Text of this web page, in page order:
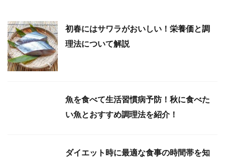
初春にはサワラがおいしい！栄養価と調
理法について解説
魚を食べて生活習慣病予防！秋に食べた
い魚とおすすめ調理法を紹介！
ダイエット時に最適な食事の時間帯を知